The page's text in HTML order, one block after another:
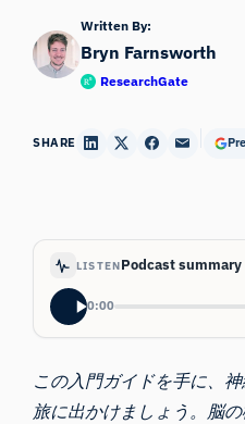
Written By:
Bryn Farnsworth
ResearchGate
SHARE
LISTENPodcast summary
0:00
この入門ガイドを手に、
旅に出かけましょう。脳